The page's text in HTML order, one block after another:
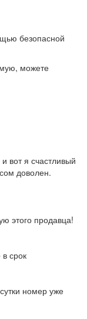
безопасной
можете
вот я счастливый
доволен.
этого продавца!
срок
номер уже